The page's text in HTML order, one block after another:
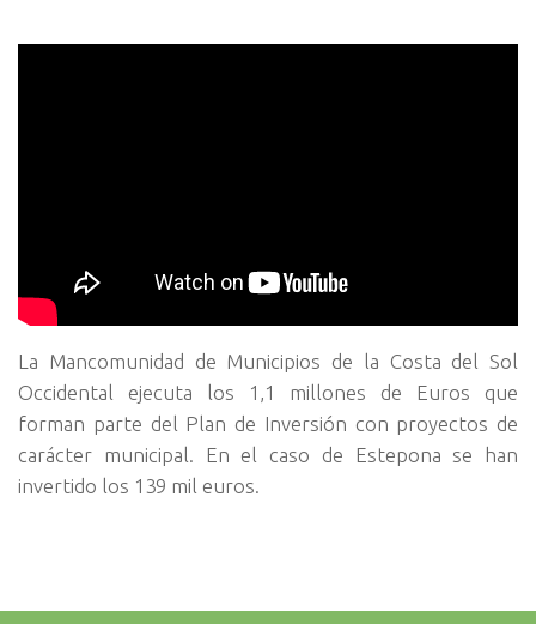
La Mancomunidad de Municipios de la Costa del Sol
Occidental ejecuta los 1,1 millones de Euros que
forman parte del Plan de Inversión con proyectos de
carácter municipal. En el caso de Estepona se han
invertido los 139 mil euros.